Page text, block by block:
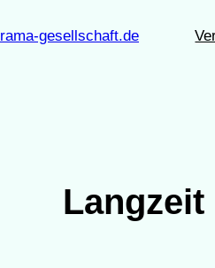
gesellschaft.de
Langzeit